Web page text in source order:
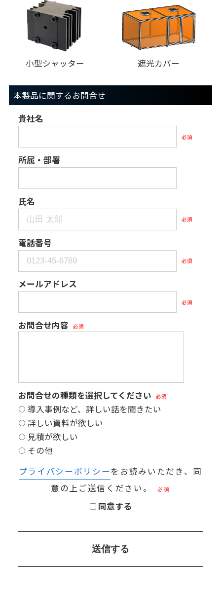
小型シャッター 遮光カバー
本製品に関するお問合せ
貴社名
必須
所属・部署
氏名
必須
電話番号
必須
メールアドレス
必須
お問合せ内容 必須
お問合せの種類を選択してください 必須
導入事例など、詳しい話を聞きたい
詳しい資料が欲しい
見積が欲しい
その他
プライバシーポリシーをお読みいただき、同
意の上ご送信ください。
必須
同意する
送信する